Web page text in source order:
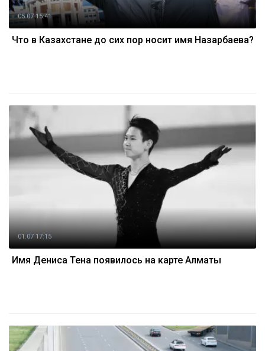
05.07 15:41
Что в Казахстане до сих пор носит имя Назарбаева?
01.07 17:15
Имя Дениса Тена появилось на карте Алматы